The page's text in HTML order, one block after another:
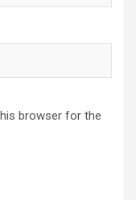
browser for the